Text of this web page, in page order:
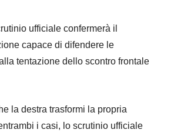
ufficiale confermerà il
capace di difendere le
tentazione dello scontro frontale
la destra trasformi la propria
i casi, lo scrutinio ufficiale